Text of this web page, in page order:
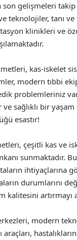
gelişmeleri
teknolojiler, tanı
klinikleri ve
kas-iskelet
modern tıbbi
problemleriniz
sağlıklı bir yaşam
esastır!
çeşitli kas ve
sunmaktadır.
ihtiyaçlarına
durumlarını
kalitesini artırmayı
modern